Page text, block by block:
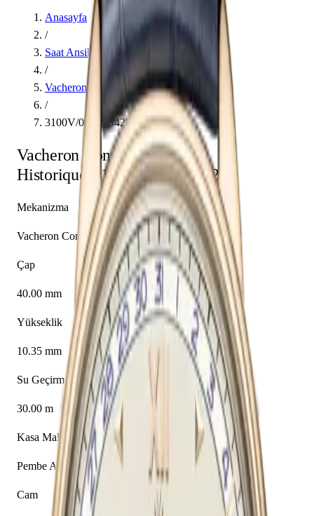
Anasayfa
/
Saat Ansiklopedisi
/
Vacheron Constantin
/
3100V/000R-B422
Vacheron Constantin
Historiques
3100V/000R-B422
Mekanizma
Vacheron Constantin caliber 4400 QCL
Çap
40.00 mm
Yükseklik
10.35 mm
Su Geçirmezlik
30.00 m
Kasa Malzemesi
Pembe Altın
Cam